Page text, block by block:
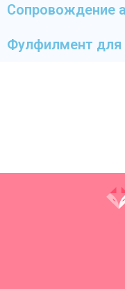
Сопровождение
Фулфилмент для